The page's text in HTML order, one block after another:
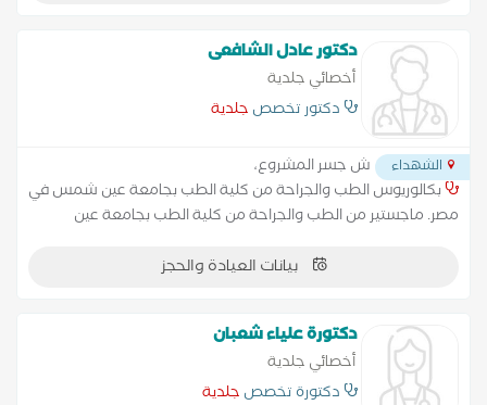
دكتور عادل الشافعى
أخصائي جلدية
دكتور تخصص جلدية
الشهداء
ش جسر المشروع،
بكالوريوس الطب والجراحة من كلية الطب بجامعة عين شمس في
مصر. ماجستير من الطب والجراحة من كلية الطب بجامعة عين
بيانات العيادة والحجز
دكتورة علياء شعبان
أخصائي جلدية
دكتورة تخصص جلدية